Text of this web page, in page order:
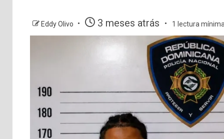
Eddy Olivo 3 meses atrás 1 lectura